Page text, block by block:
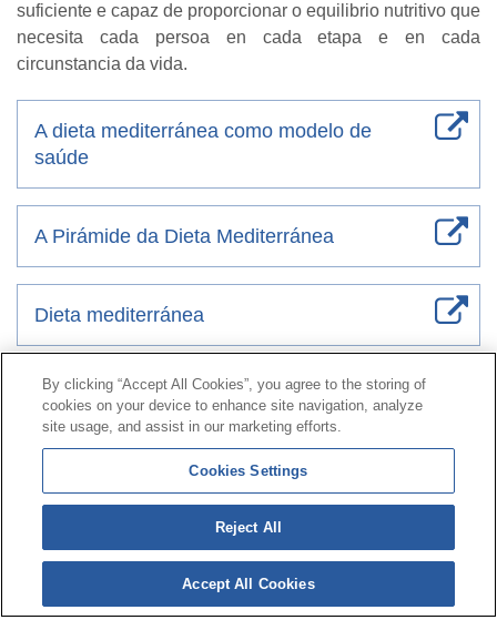
suficiente e capaz de proporcionar o equilibrio nutritivo que
necesita cada persoa en cada etapa e en cada
circunstancia da vida.
A dieta mediterránea como modelo de
saúde
A Pirámide da Dieta Mediterránea
Dieta mediterránea
Contacto|Perfil do contratante|Reclamacións
Liña Universal 900 203 203|Zona Privada Comisión de
Prestacións Especiais|Zona Privada Provedor Sanitario
© Mutua Universal 2026| Mapa do sitio | Aviso legal |
Política de Protección de Datos
cookies
Síguenos en:
By clicking “Accept All Cookies”, you agree to the storing of
cookies on your device to enhance site navigation, analyze
site usage, and assist in our marketing efforts.
Cookies Settings
Reject All
Accept All Cookies